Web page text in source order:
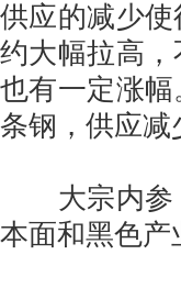
供应的减少
约大幅拉高
也有一定涨
条钢，供应减
大宗内参：
本面和黑色产